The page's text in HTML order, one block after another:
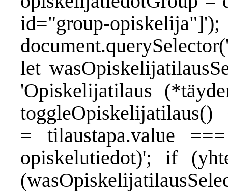
id="group-
let
'Opiskelijatilaus
toggleOpiskelijatilaus()
= tilaustapa.value
opiskelutiedot)'; if